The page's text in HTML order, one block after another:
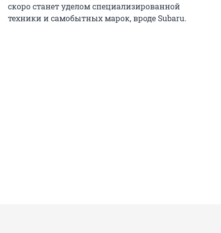
скоро станет уделом специализированной
техники и самобытных марок, вроде Subaru.